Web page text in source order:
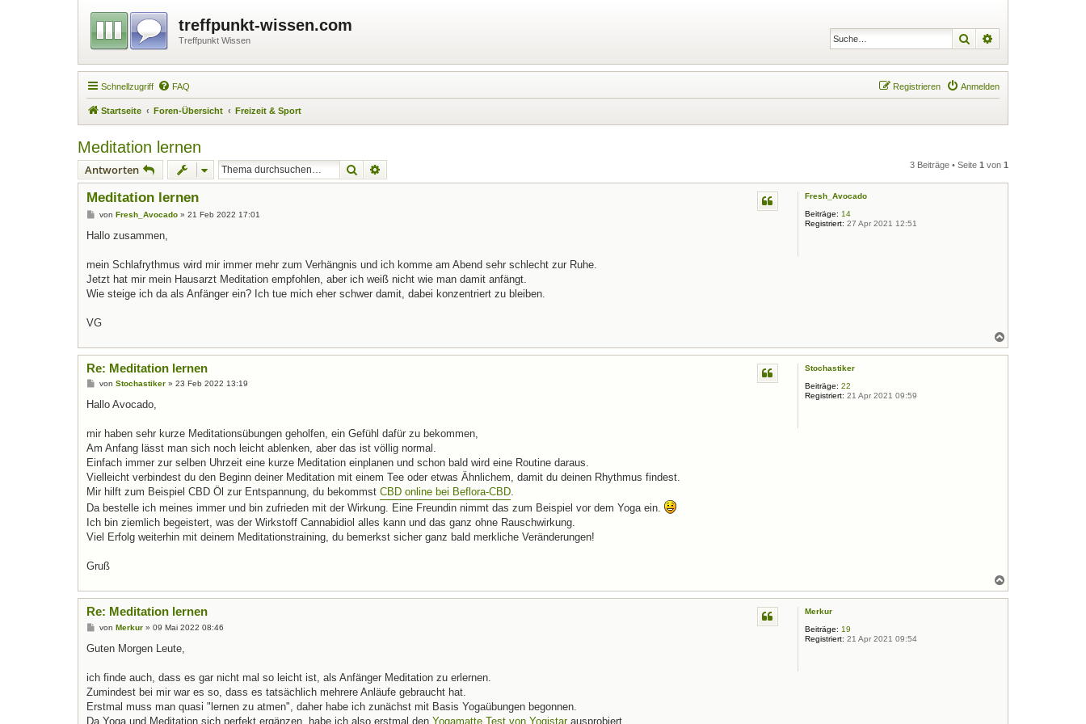
treffpunkt-wissen.com
Treffpunkt Wissen Suche
Schnellzugriff FAQ Anmelden
Registrieren
Startseite Foren-Übersicht Freizeit & Sport
Meditation lernen
Antworten Suche 3 Beiträge • Seite 1 von 1
Fresh_Avocado
Beiträge: 14
Registriert: 27 Apr 2021 12:51
Meditation lernen
B
i
a
von Fresh_Avocado» 21 Feb 2022 17:01
Hallo zusammen,
mein Schlafrythmus wird mir immer mehr zum Verhängnis und ich komme am Abend sehr schlecht zur Ruhe.
Jetzt hat mir mein Hausarzt Meditation empfohlen, aber ich weiß nicht wie man damit anfängt.
Wie steige ich da als Anfänger ein? Ich tue mich eher schwer damit, dabei konzentriert zu bleiben.
VG
a
c
Stochastiker
Beiträge: 22
Registriert: 21 Apr 2021 09:59
Re: Meditation lernen
B
i
a
von Stochastiker» 23 Feb 2022 13:19
Hallo Avocado,
mir haben sehr kurze Meditationsübungen geholfen, ein Gefühl dafür zu bekommen,
Am Anfang lässt man sich noch leicht ablenken, aber das ist völlig normal.
Einfach immer zur selben Uhrzeit eine kurze Meditation einplanen und schon bald wird eine Routine daraus.
Vielleicht verbindest du den Beginn deiner Meditation mit einem Tee oder etwas Ähnlichem, damit du deinen Rhythmus findest.
Mir hilft zum Beispiel CBD Öl zur Entspannung, du bekommst CBD online bei Beflora-CBD.
Da bestelle ich meines immer und bin zufrieden mit der Wirkung. Eine Freundin nimmt das zum Beispiel vor dem Yoga ein.
Ich bin ziemlich begeistert, was der Wirkstoff Cannabidiol alles kann und das ganz ohne Rauschwirkung.
Viel Erfolg weiterhin mit deinem Meditationstraining, du bemerkst sicher ganz bald merkliche Veränderungen!
Gruß
a
c
Merkur
Beiträge: 19
Registriert: 21 Apr 2021 09:54
Re: Meditation lernen
B
i
a
von Merkur» 09 Mai 2022 08:46
Guten Morgen Leute,
ich finde auch, dass es gar nicht mal so leicht ist, als Anfänger Meditation zu erlernen.
Zumindest bei mir war es so, dass es tatsächlich mehrere Anläufe gebraucht hat.
Erstmal muss man quasi "lernen zu atmen", daher habe ich zunächst mit Basis Yogaübungen begonnen.
Da Yoga und Meditation sich perfekt ergänzen, habe ich also erstmal den Yogamatte Test von Yogistarausprobiert.